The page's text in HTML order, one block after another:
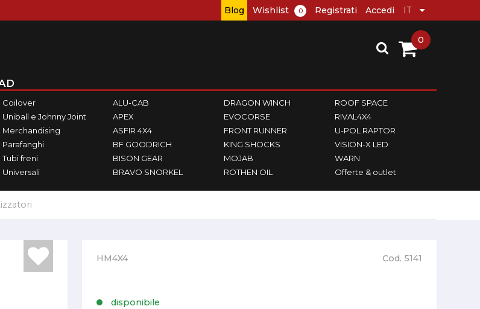
Blog Wishlist 0 Registrati Accedi
Coilover
Uniball e Johnny Joint
Merchandising
Parafanghi
Tubi freni
Universali
ALU-CAB
APEX
ASFIR 4X4
BF GOODRICH
BISON GEAR
BRAVO SNORKEL
DRAGON WINCH
EVOCORSE
FRONT RUNNER
KING SHOCKS
MOJAB
ROTHEN OIL
ROOF SPACE
RIVAL4X4
U-POL RAPTOR
VISION-X LED
WARN
Offerte & outlet
0
HM4X4 Cod. 5141
disponibile